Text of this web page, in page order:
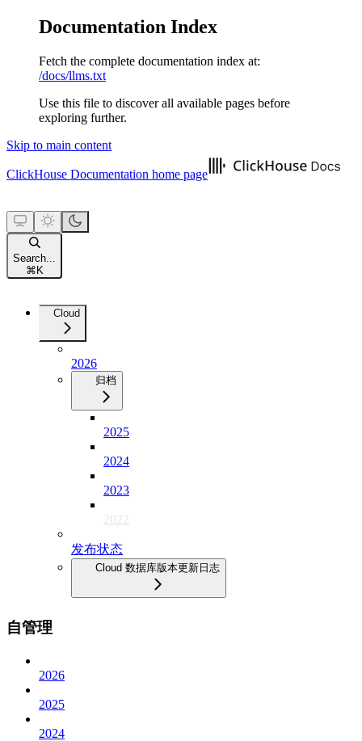
Documentation Index
Fetch the complete documentation index at:
/docs/llms.txt
Use this file to discover all available pages before
exploring further.
Skip to main content
ClickHouse Documentation home page
Search...
⌘ K
Cloud
2026
归档
2025
2024
2023
2022
发布状态
Cloud 数据库版本更新日志
自管理
2026
2025
2024